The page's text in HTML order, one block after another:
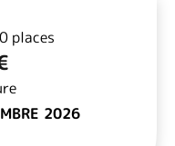
places
2026